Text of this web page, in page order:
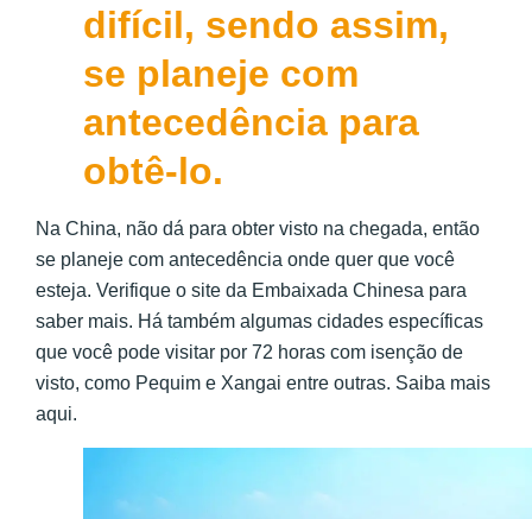
difícil, sendo assim,
se planeje com
antecedência para
obtê-lo.
Na China, não dá para obter visto na chegada, então
se planeje com antecedência onde quer que você
esteja. Verifique o site da Embaixada Chinesa para
saber mais. Há também algumas cidades específicas
que você pode visitar por 72 horas com isenção de
visto, como Pequim e Xangai entre outras. Saiba mais
aqui.